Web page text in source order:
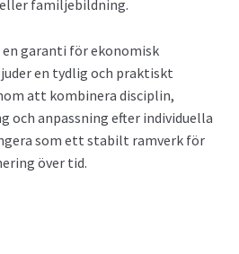
familjebildning.
garanti för ekonomisk
en tydlig och praktiskt
att kombinera disciplin,
och anpassning efter individuella
som ett stabilt ramverk för
över tid.